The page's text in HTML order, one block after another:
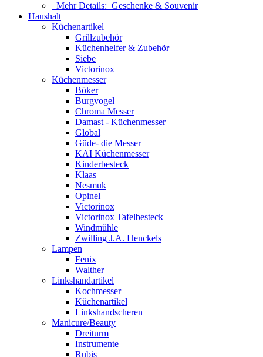
Mehr Details: Geschenke & Souvenir
Haushalt
Küchenartikel
Grillzubehör
Küchenhelfer & Zubehör
Siebe
Victorinox
Küchenmesser
Böker
Burgvogel
Chroma Messer
Damast - Küchenmesser
Global
Güde- die Messer
KAI Küchenmesser
Kinderbesteck
Klaas
Nesmuk
Opinel
Victorinox
Victorinox Tafelbesteck
Windmühle
Zwilling J.A. Henckels
Lampen
Fenix
Walther
Linkshandartikel
Kochmesser
Küchenartikel
Linkshandscheren
Manicure/Beauty
Dreiturm
Instrumente
Rubis